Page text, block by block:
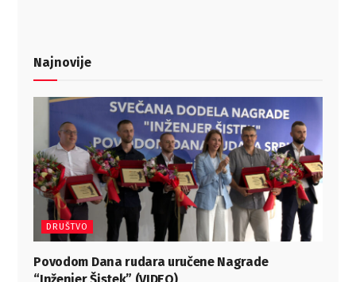
Najnovije
DRUŠTVO
Povodom Dana rudara uručene Nagrade
“Inženjer Šistek” (VIDEO)